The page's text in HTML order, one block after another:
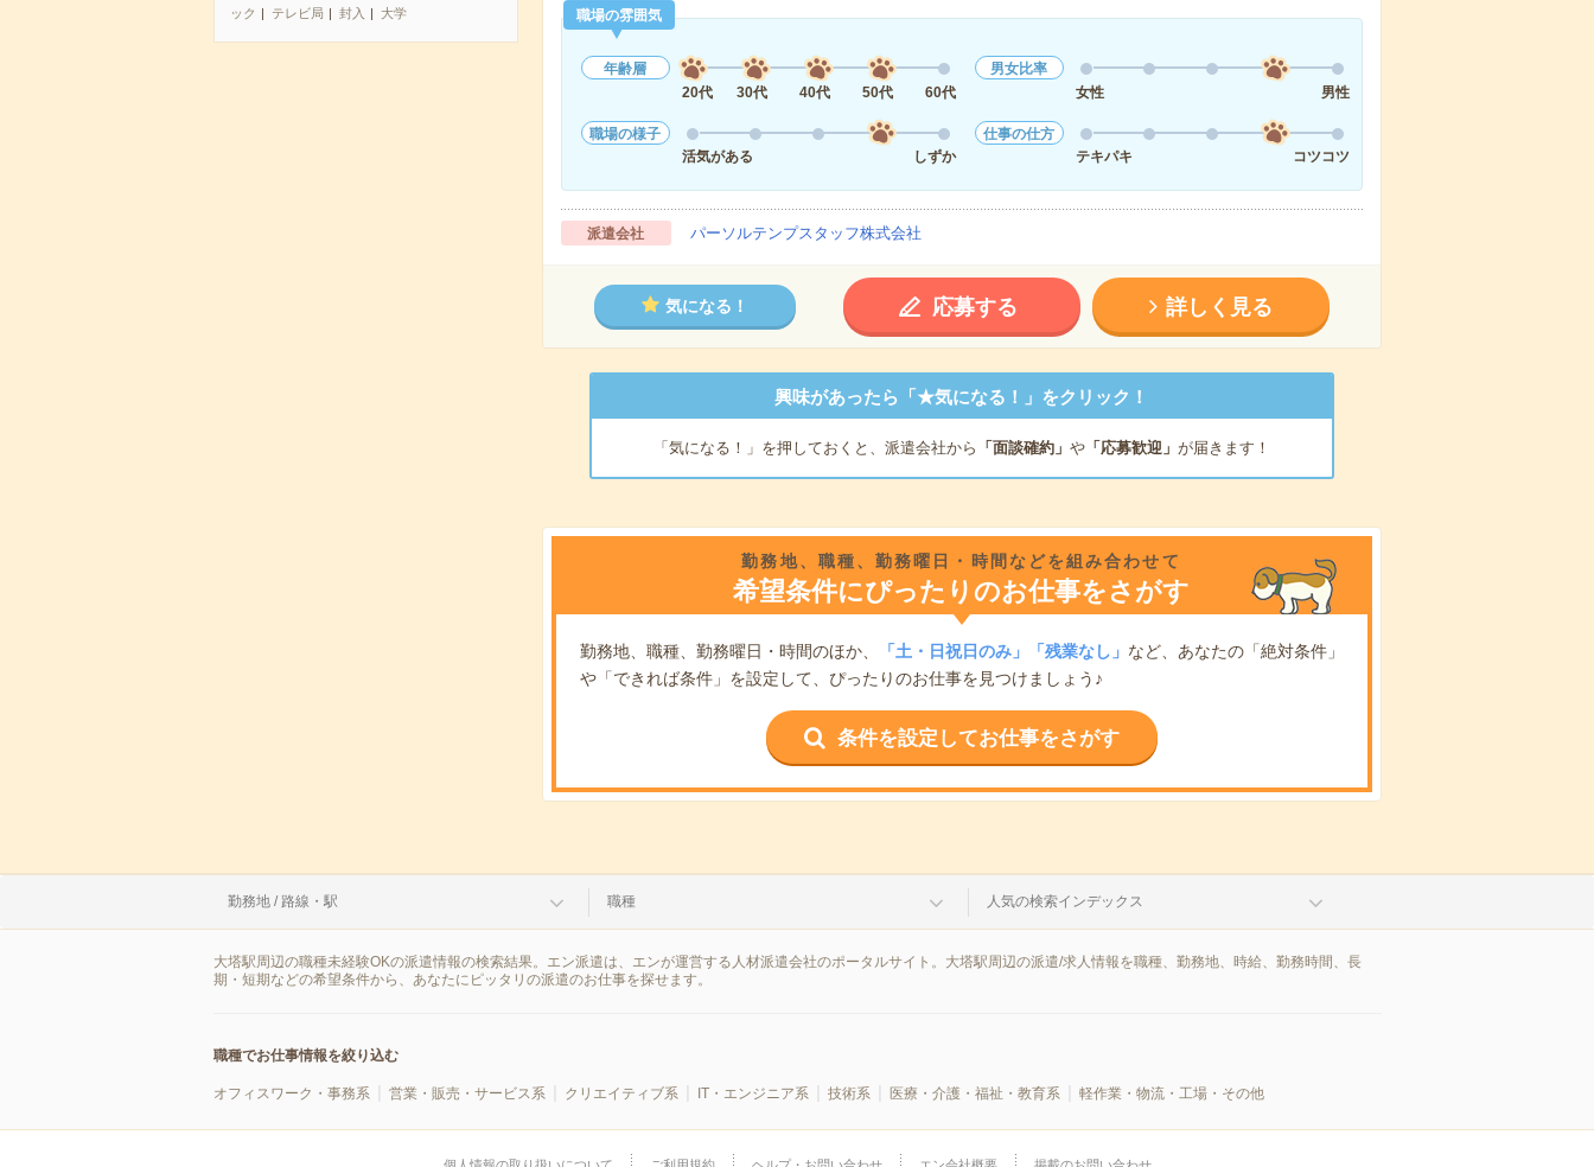
ック
テレビ局 封入 大学 職場の雰囲気
年齢層
20代
30代 40代 50代 60代
男女比率
女性
男性
職場の様子
活気がある
しずか
仕事の仕方
テキパキ
コツコツ
派遣会社 パーソルテンプスタッフ株式会社
気になる！ 応募する 詳しく見る
興味があったら「★気になる！」をクリック！
「気になる！」を押しておくと、派遣会社から 「面談確約」 や「応募歓迎」 が届きます！
勤務地、職種、勤務曜日・時間などを組み合わせて
希望条件にぴったりのお仕事をさがす
勤務地、職種、勤務曜日・時間のほか、 「土・日祝日のみ」「残業なし」 など、あなたの「絶対条件」
や「できれば条件」を設定して、ぴったりのお仕事を見つけましょう♪
条件を設定してお仕事をさがす
勤務地 / 路線・駅 職種 人気の検索インデックス
大塔駅周辺の職種未経験OKの派遣情報の検索結果。エン派遣は、エンが運営する人材派遣会社のポータルサイト。大塔駅周辺の派遣/求人情報を職種、勤務地、時給、勤務時間、長
期・短期などの希望条件から、あなたにピッタリの派遣のお仕事を探せます。
職種でお仕事情報を絞り込む
オフィスワーク・事務系 営業・販売・サービス系 クリエイティブ系 IT・エンジニア系 技術系 医療・介護・福祉・教育系 軽作業・物流・工場・その他